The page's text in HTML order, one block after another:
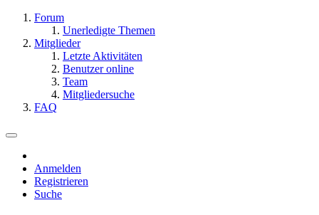
Forum
Unerledigte Themen
Mitglieder
Letzte Aktivitäten
Benutzer online
Team
Mitgliedersuche
FAQ
Anmelden
Registrieren
Suche